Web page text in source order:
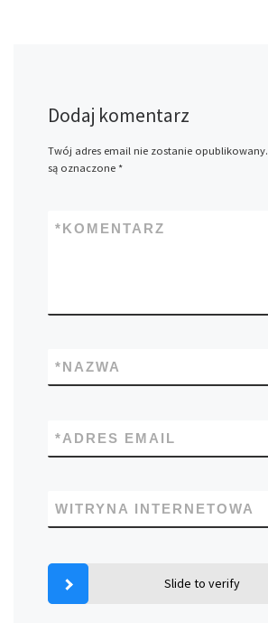
Dodaj komentarz
Twój adres email nie zostanie opublikowany.
są oznaczone *
KOMENTARZ
*
NAZWA
*
ADRES EMAIL
*
WITRYNA INTERNETOWA
Slide to verify